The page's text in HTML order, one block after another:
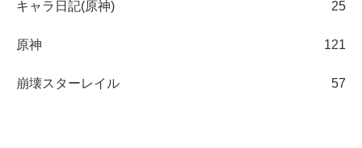
キャラ日記(原神) 25
原神 121
崩壊スターレイル 57